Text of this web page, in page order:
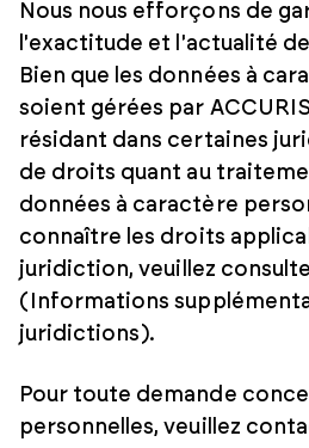
Nous nous efforçons de
l'exactitude et l'actualité
Bien que les données à
soient gérées par
résidant dans certaines
de droits quant au
données à caractère
connaître les droits
juridiction, veuillez
(Informations
juridictions).
Pour toute demande
personnelles, veuillez